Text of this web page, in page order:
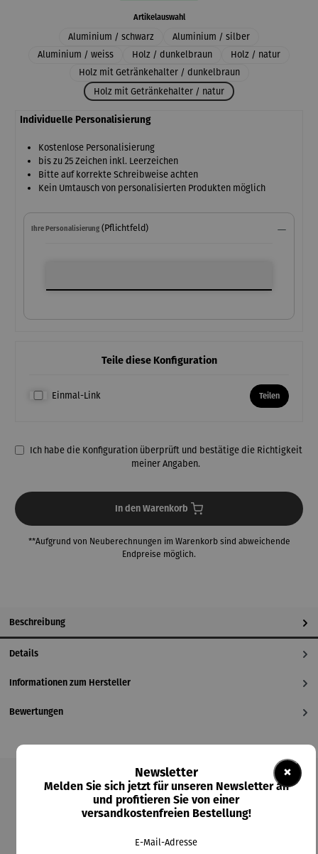
Artikelauswahlauswählen
Aluminium / schwarz
Aluminium / silber
Aluminium / weiss
Holz / dunkelbraun
Holz / natur
Holz mit Getränkehalter / dunkelbraun
Holz mit Getränkehalter / natur
Individuelle Personalisierung
Kostenlose Personalisierung
bis zu 25 Zeichen inkl. Leerzeichen
Bitte auf korrekte Schreibweise achten
Kein Umtausch von personalisierten Produkten möglich
Ihre Personalisierung (Pflichtfeld)
Teile diese Konfiguration
Einmal-Link Teilen
Ich habe die Konfiguration überprüft und bestätige die Richtigkeit
meiner Angaben.
In den Warenkorb
**Aufgrund von Neuberechnungen im Warenkorb sind abweichende
Endpreise möglich.
Beschreibung
Details
Informationen zum Hersteller
Bewertungen
Produktgalerie überspringen
×
Newsletter
Melden Sie sich jetzt für unseren Newsletter an
und profitieren Sie von einer
versandkostenfreien Bestellung!
E-Mail-Adresse